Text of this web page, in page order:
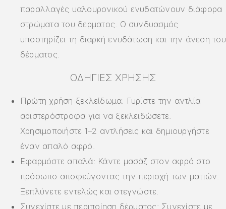
παραλλαγές υαλουρονικού ενυδατώνουν διάφορα
στρώματα του δέρματος. Ο συνδυασμός
υποστηρίζει τη διαρκή ενυδάτωση και την άνεση του
δέρματος.
ΟΔΗΓΊΕΣ ΧΡΉΣΗΣ
Πρώτη χρήση ξεκλείδωμα: Γυρίστε την αντλία
αριστερόστροφα για να ξεκλειδώσετε.
Χρησιμοποιήστε 1–2 αντλήσεις και δημιουργήστε
έναν απαλό αφρό.
Εφαρμόστε απαλά: Κάντε μασάζ στον αφρό στο
πρόσωπο αποφεύγοντας την περιοχή των ματιών.
Ξεπλύνετε εντελώς και στεγνώστε.
Συνεχίστε με περιποίηση δέρματος: Συνεχίστε με